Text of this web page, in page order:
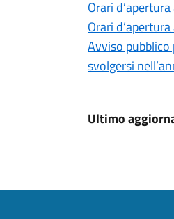
Orari
Orari
Avviso
svolgersi
Ultimo